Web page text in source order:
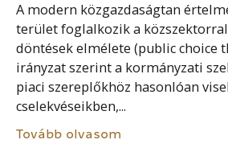
A modern közgazdaságtan
terület foglalkozik a
döntések elmélete (public choice
irányzat szerint a kormányzati
piaci szereplőkhöz hasonlóan
cselekvéseikben,...
Tovább olvasom